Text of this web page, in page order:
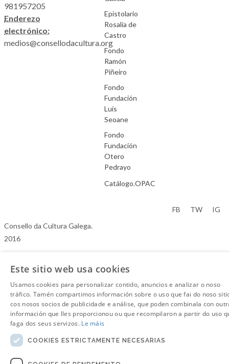
981957205
Enderezo
electrónico:
medios@consellodacultura.org
Epistolario
Rosalía de
Castro
Fondo
Ramón
Piñeiro
Fondo
Fundación
Luís
Seoane
Fondo
Fundación
Otero
Pedrayo
Catálogo.OPAC
Consello da Cultura Galega.
2016
FB TW IG
Este sitio web usa cookies
Usamos cookies para personalizar contido, anuncios e analizar o noso
tráfico. Tamén compartimos información sobre o uso que fai do noso
cos nosos socios de publicidade e análise, que poden combinala con
información que lles proporcionou ou que recompilaron a partir do uso
faga dos seus servizos. Le máis
COOKIES ESTRICTAMENTE NECESARIAS